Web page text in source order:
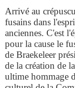
Arrivé au
fusains dans
anciennes. C'est
pour la cause le
de Braekeleer
de la création de
ultime hommage